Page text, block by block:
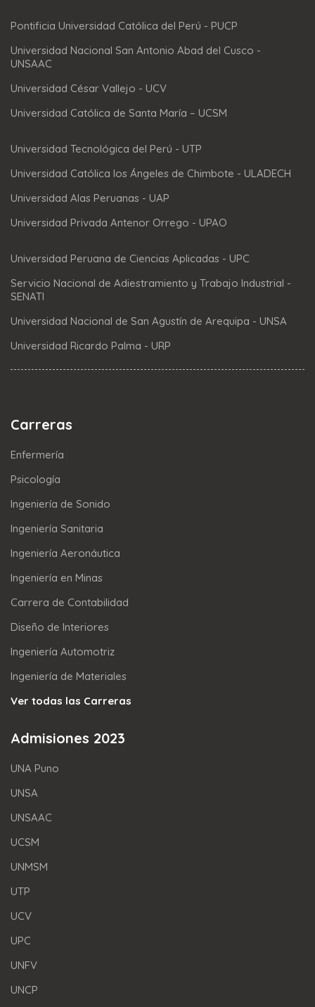
Pontificia Universidad Católica del Perú - PUCP
Universidad Nacional San Antonio Abad del Cusco -
UNSAAC
Universidad César Vallejo - UCV
Universidad Católica de Santa María – UCSM
Universidad Tecnológica del Perú - UTP
Universidad Católica los Ángeles de Chimbote - ULADECH
Universidad Alas Peruanas - UAP
Universidad Privada Antenor Orrego - UPAO
Universidad Peruana de Ciencias Aplicadas - UPC
Servicio Nacional de Adiestramiento y Trabajo Industrial -
SENATI
Universidad Nacional de San Agustín de Arequipa - UNSA
Universidad Ricardo Palma - URP
Carreras
Enfermería
Psicología
Ingeniería de Sonido
Ingeniería Sanitaria
Ingeniería Aeronáutica
Ingeniería en Minas
Carrera de Contabilidad
Diseño de Interiores
Ingeniería Automotriz
Ingeniería de Materiales
Ver todas las Carreras
Admisiones 2023
UNA Puno
UNSA
UNSAAC
UCSM
UNMSM
UTP
UCV
UPC
UNFV
UNCP